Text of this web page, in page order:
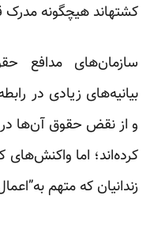
کشته‎اند هیچگونه مدرک قاطع و معتبری ندارند”.
سازمان‌های مدافع
بیانیه‌های زیادی در
و از نقض حقوق آن‌ها در
کرده‌اند؛ اما
زندانیان که متهم